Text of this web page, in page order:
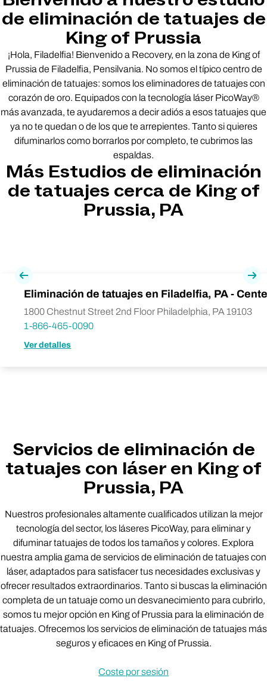
de eliminación de tatuajes de
King of Prussia
¡Hola, Filadelfia! Bienvenido a Recovery, en la zona de King of
Prussia de Filadelfia, Pensilvania. No somos el típico centro de
eliminación de tatuajes: somos los eliminadores de tatuajes con
corazón de oro. Equipados con la tecnología láser PicoWay®
más avanzada, te ayudaremos a decir adiós a esos tatuajes que
ya no te quedan o de los que te arrepientes. Tanto si quieres
difuminarlos como borrarlos por completo, te cubrimos las
espaldas.
Más Estudios de eliminación
de tatuajes cerca de King of
Prussia, PA
Eliminación de tatuajes en Filadelfia, PA -
1800 Chestnut Street 2nd Floor Philadelphia, PA 19103
1-866-465-0090
Ver detalles
Previa
Servicios de eliminación de
tatuajes con láser en King of
Prussia, PA
Nuestros profesionales altamente cualificados utilizan la mejor
tecnología del sector, los láseres PicoWay, para eliminar y
difuminar tatuajes de todos los tamaños y colores. Explora
nuestra amplia gama de servicios de eliminación de tatuajes con
láser, adaptados para satisfacer tus necesidades exclusivas y
ofrecer resultados extraordinarios. Tanto si buscas la eliminación
completa de un tatuaje como un desvanecimiento para cubrirlo,
somos tu mejor opción en King of Prussia para la eliminación de
tatuajes. Ofrecemos los servicios de eliminación de tatuajes más
seguros y eficaces en King of Prussia.
Coste por sesión